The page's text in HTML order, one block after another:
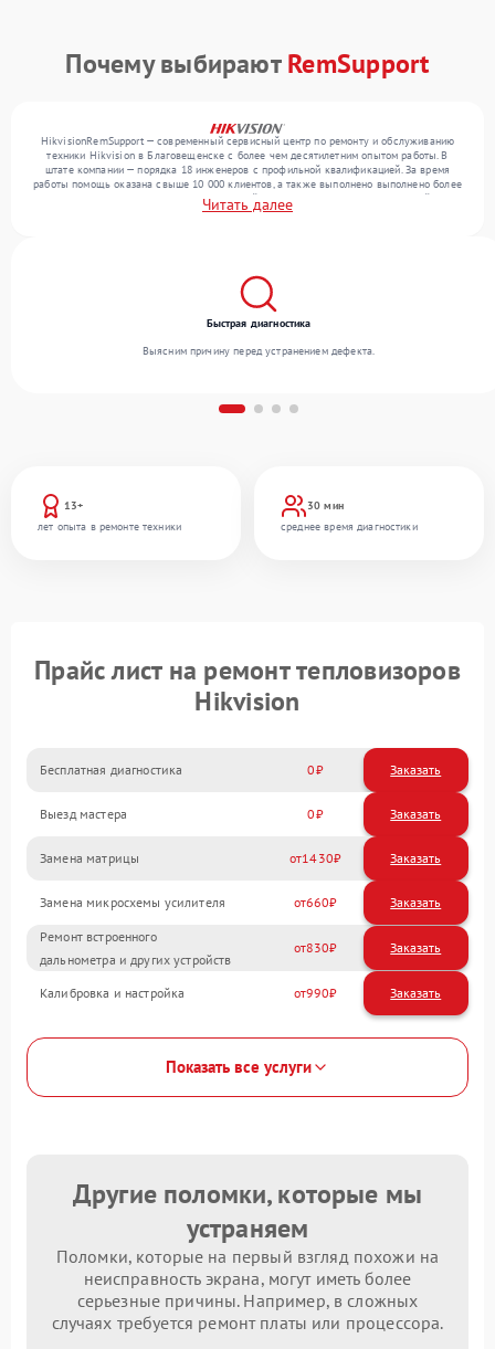
Почему выбираютRemSupport
HikvisionRemSupport — современный сервисный центр по ремонту и обслуживанию
техники Hikvision в Благовещенске с более чем десятилетним опытом работы. В
штате компании — порядка 18 инженеров с профильной квалификацией. За время
работы помощь оказана свыше 10 000 клиентов, а также выполнено выполнено более
12 000 ремонтов. Ежемесячно в сервисный центр поступает более 300 устройств,
включая , , . Мы работаем с широким спектром неисправностей и предлагаем
Читать далее
13+
лет опыта в ремонте техники
30 мин
среднее время диагностики
Быстрая диагностика
Выясним причину перед устранением дефекта.
Прайс лист на ремонт тепловизоров
Hikvision
Бесплатная диагностика 0 Заказать
Выезд мастера 0 Заказать
Замена матрицы 1430
Замена микросхемы усилителя 660
Ремонт встроенного
дальнометра и других устройств
830
Калибровка и настройка 990
Показать все услуги
Другие поломки, которые мы
устраняем
Поломки, которые на первый взгляд похожи на
неисправность экрана, могут иметь более
серьезные причины. Например, в сложных
случаях требуется ремонт платы или процессора.